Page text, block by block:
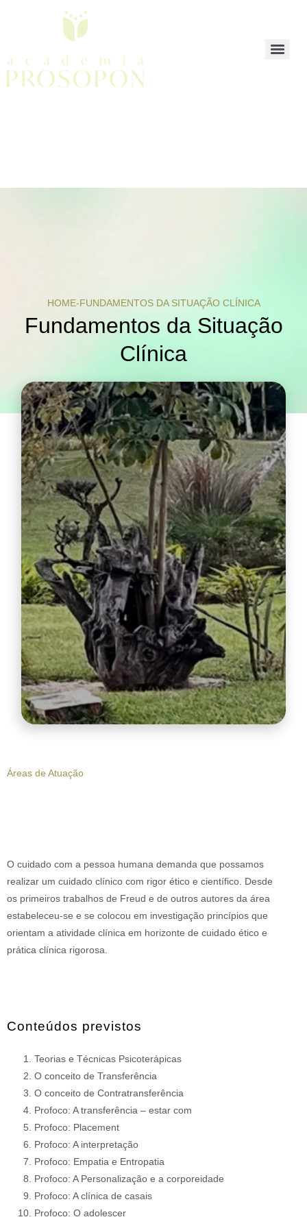
HOME-FUNDAMENTOS DA SITUAÇÃO CLÍNICA
Fundamentos da Situação
Clínica
Áreas de Atuação
O cuidado com a pessoa humana demanda que possamos
realizar um cuidado clínico com rigor ético e científico. Desde
os primeiros trabalhos de Freud e de outros autores da área
estabeleceu-se e se colocou em investigação princípios que
orientam a atividade clínica em horizonte de cuidado ético e
prática clínica rigorosa.
Conteúdos previstos
Teorias e Técnicas Psicoterápicas
O conceito de Transferência
O conceito de Contratransferência
Profoco: A transferência – estar com
Profoco: Placement
Profoco: A interpretação
Profoco: Empatia e Entropatia
Profoco: A Personalização e a corporeidade
Profoco: A clínica de casais
Profoco: O adolescer